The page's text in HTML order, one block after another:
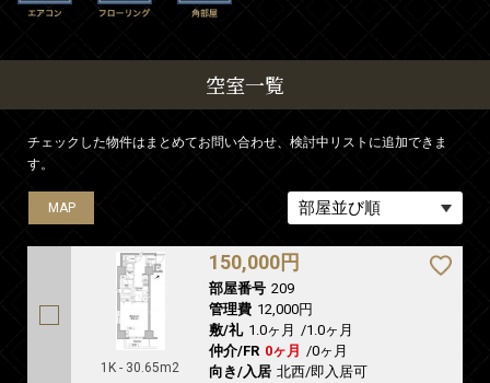
空室一覧
チェックした物件はまとめてお問い合わせ、検討中リストに追加できま
す。
MAP
1K - 30.65m2
150,000円
部屋番号 209
管理費 12,000円
敷/礼 1.0ヶ月 /1.0ヶ月
仲介/FR 0ヶ月 /0ヶ月
向き/入居 北西/即入居可